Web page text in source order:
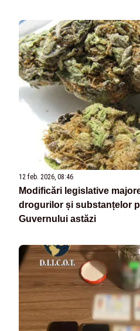
12 feb. 2026, 08:46
Modificări legislative
drogurilor și substanțelor
Guvernului astăzi